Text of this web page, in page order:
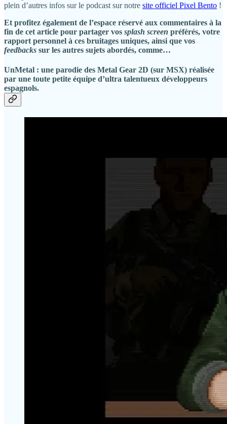
plein d’autres infos sur le podcast sur notre site officiel Pixel Bento !
Et profitez également de l’espace réservé aux commentaires à la
fin de cet article pour partager vos splash screen préférés, votre
rapport personnel à ces bruitages uniques, ainsi que vos
feedbacks sur les autres sujets abordés, comme…
UnMetal : une parodie des Metal Gear 2D (sur MSX) réalisée
par une toute petite équipe d’ultra talentueux développeurs
espagnols.